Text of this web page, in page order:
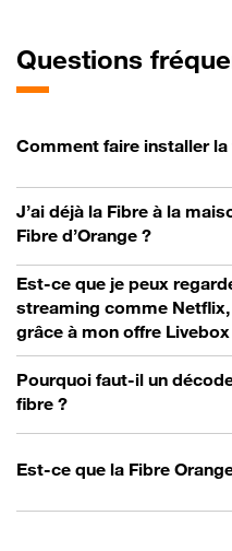
Questions
Comment faire installer la
J’ai déjà la Fibre à la
Fibre d’Orange ?
Est-ce que je peux
streaming comme
grâce à mon offre
Pourquoi faut-il un
fibre ?
Est-ce que la Fibre